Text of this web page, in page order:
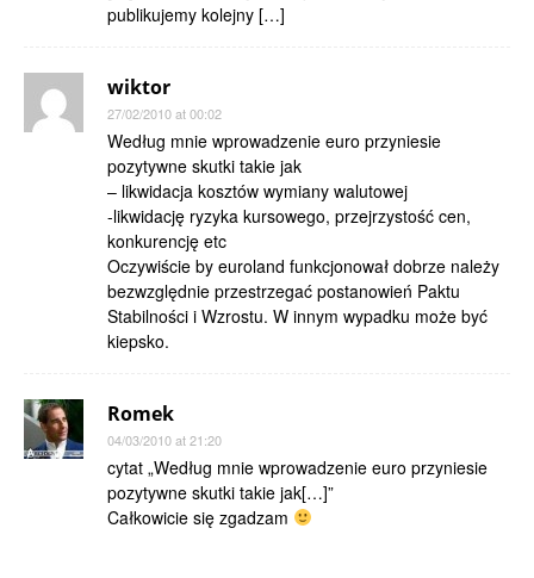
publikujemy kolejny […]
wiktor
27/02/2010 at 00:02
Według mnie wprowadzenie euro przyniesie
pozytywne skutki takie jak
– likwidacja kosztów wymiany walutowej
-likwidację ryzyka kursowego, przejrzystość cen,
konkurencję etc
Oczywiście by euroland funkcjonował dobrze należy
bezwzględnie przestrzegać postanowień Paktu
Stabilności i Wzrostu. W innym wypadku może być
kiepsko.
Romek
04/03/2010 at 21:20
cytat „Według mnie wprowadzenie euro przyniesie
pozytywne skutki takie jak[…]”
Całkowicie się zgadzam